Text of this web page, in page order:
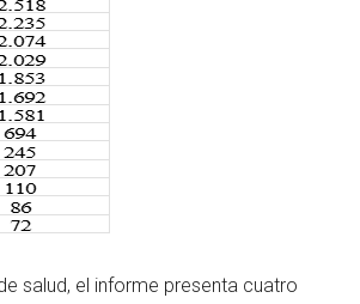
salud, el informe presenta cuatro